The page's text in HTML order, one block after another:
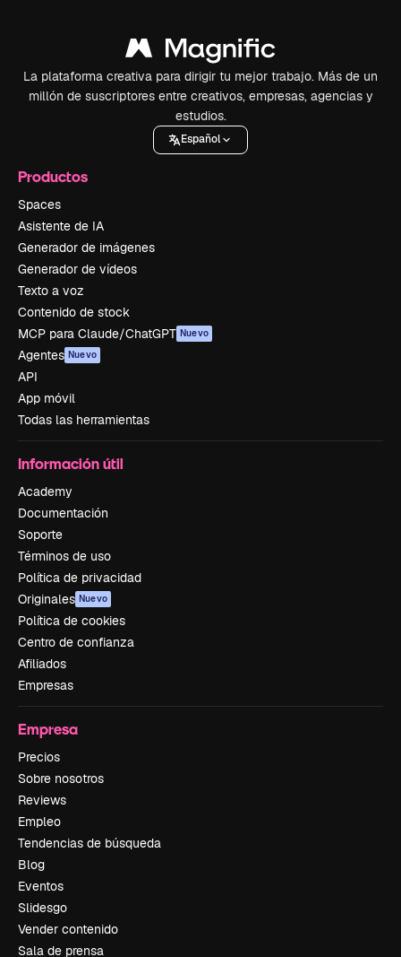
La plataforma creativa para dirigir tu mejor trabajo. Más de un
millón de suscriptores entre creativos, empresas, agencias y
estudios.
Español
Productos
Spaces
Asistente de IA
Generador de imágenes
Generador de vídeos
Texto a voz
Contenido de stock
MCP para Claude/ChatGPT Nuevo
Agentes Nuevo
API
App móvil
Todas las herramientas
Información útil
Academy
Documentación
Soporte
Términos de uso
Política de privacidad
Originales Nuevo
Política de cookies
Centro de confianza
Afiliados
Empresas
Empresa
Precios
Sobre nosotros
Reviews
Empleo
Tendencias de búsqueda
Blog
Eventos
Slidesgo
Vender contenido
Sala de prensa